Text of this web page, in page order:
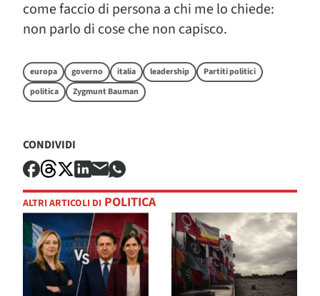
come faccio di persona a chi me lo chiede:
non parlo di cose che non capisco.
europa governo italia leadership
Partiti politici
politica
Zygmunt Bauman
CONDIVIDI
ALTRI ARTICOLI DI POLITICA